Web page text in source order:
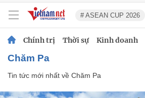
# ASEAN CUP 2026
Chính trị Thời sự Kinh doanh
Chăm Pa
Tin tức mới nhất về Chăm Pa